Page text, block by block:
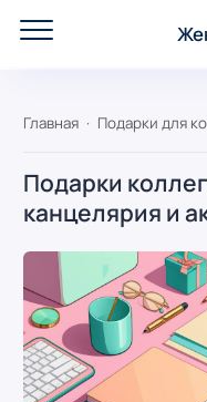
Главная Подарки для
Подарки
канцелярия и